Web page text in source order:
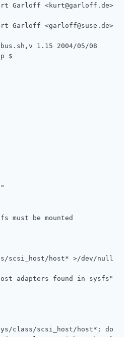
Garloff <kurt@garloff.de>
Garloff <garloff@suse.de>
1.15 2004/05/08
$
must be mounted
host* >/dev/null
adapters found in sysfs"
class/scsi_host/host*; do